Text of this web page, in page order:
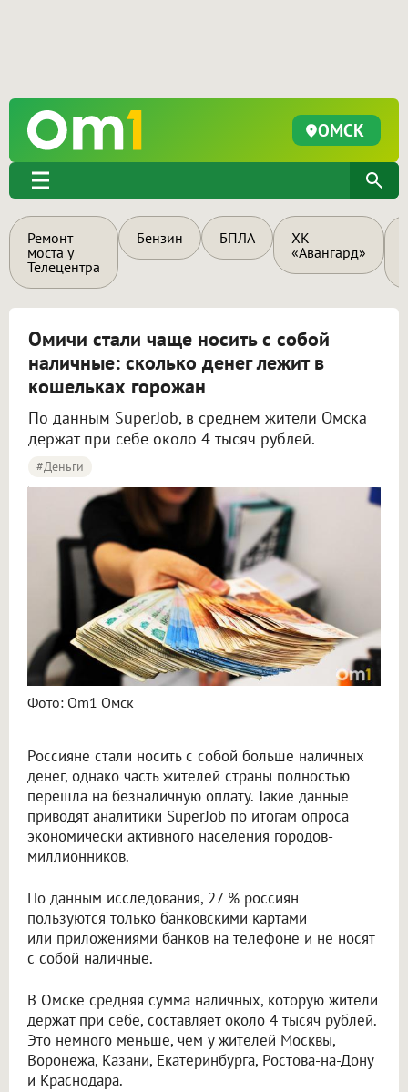
ОМСК
Ремонт
моста у
Телецентра
Бензин БПЛА
ХК
«Авангард»
Омичи стали чаще носить с собой
наличные: сколько денег лежит в
кошельках горожан
По данным SuperJob, в среднем жители Омска
держат при себе около 4 тысяч рублей.
#деньги
Фото: Om1 Омск
Россияне стали носить с собой больше наличных
денег, однако часть жителей страны полностью
перешла на безналичную оплату. Такие данные
приводят аналитики SuperJob по итогам опроса
экономически активного населения городов-
миллионников.
По данным исследования, 27 % россиян
пользуются только банковскими картами
или приложениями банков на телефоне и не носят
с собой наличные.
В Омске средняя сумма наличных, которую жители
держат при себе, составляет около 4 тысяч рублей.
Это немного меньше, чем у жителей Москвы,
Воронежа, Казани, Екатеринбурга, Ростова-на-Дону
и Краснодара.